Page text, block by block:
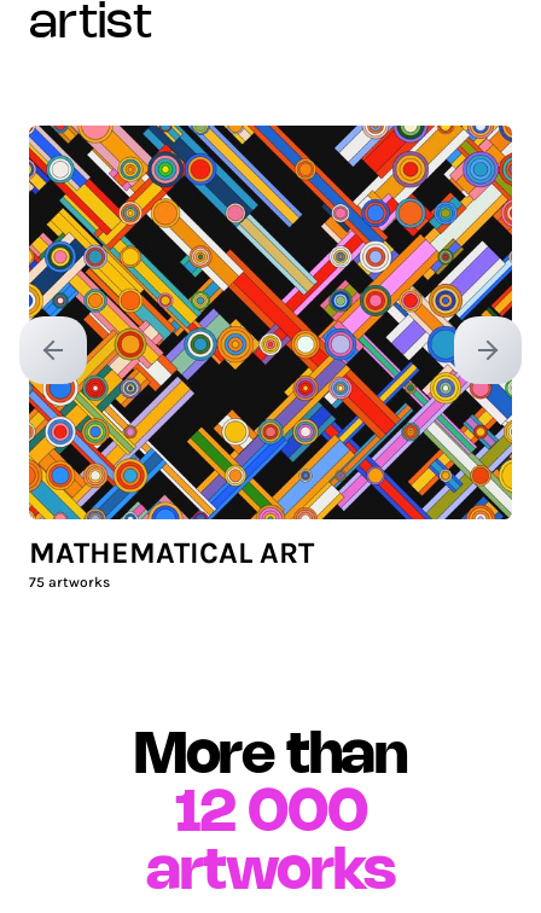
artist
Previous slide Next
MATHEMATICAL ART
75 artworks
More than
12 000
artworks